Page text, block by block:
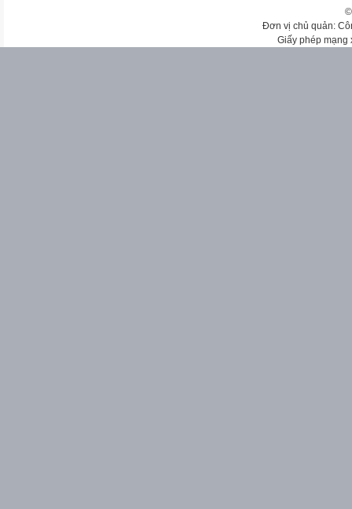
Đơn vị chủ quản:
Giấy phép mạng